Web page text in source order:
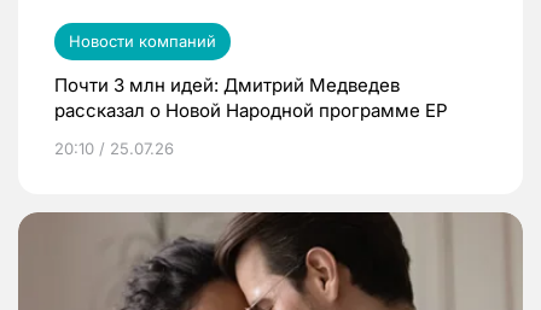
Новости компаний
Почти 3 млн идей: Дмитрий Медведев
рассказал о Новой Народной программе ЕР
20:10 / 25.07.26